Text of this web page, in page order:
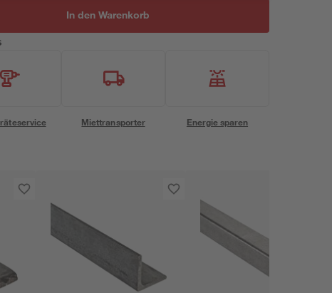
In den Warenkorb
Miettransporter Energie sparen